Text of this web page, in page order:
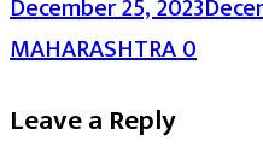
December 25, 2023
MAHARASHTRA0
Leave a Reply